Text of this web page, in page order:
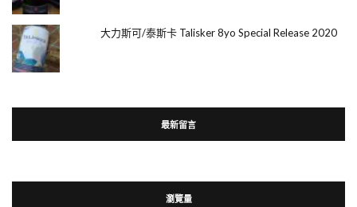
大力斯可/泰斯卡 Talisker 8yo Special Release 2020
最新留言
瀏覽量